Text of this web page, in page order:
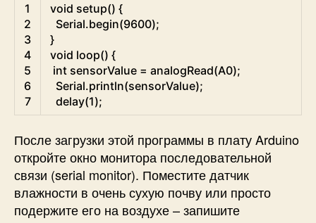
1
2
3
4
5
6
7
void setup() {
Serial.begin(9600);
}
void loop() {
int sensorValue = analogRead(A0);
Serial.println(sensorValue);
delay(1);
После загрузки этой программы в плату Arduino
откройте окно монитора последовательной
связи (serial monitor). Поместите датчик
влажности в очень сухую почву или просто
подержите его на воздухе – запишите